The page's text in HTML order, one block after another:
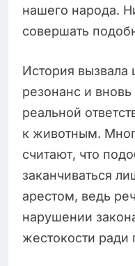
нашего народа.
совершать
История
резонанс и
реальной
к животным.
считают, что
заканчиваться
арестом, ведь
нарушении
жестокости ради